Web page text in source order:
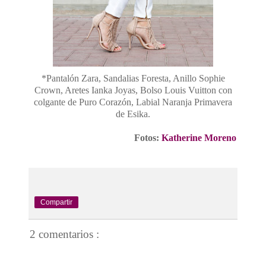
*Pantalón Zara, Sandalias Foresta, Anillo Sophie
Crown, Aretes Ianka Joyas, Bolso Louis Vuitton con
colgante de Puro Corazón, Labial Naranja Primavera
de Esika.
Fotos: Katherine Moreno
Compartir
2 comentarios :